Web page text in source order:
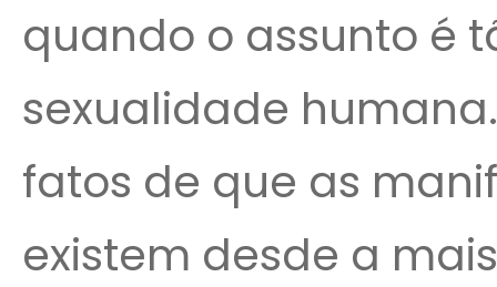
quando o assunto é
sexualidade
fatos de que as
existem desde a